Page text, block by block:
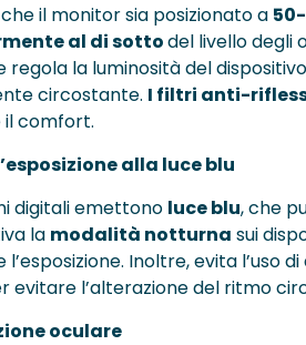
il monitor sia posizionato a
al di sottodel livello degli
regola la luminosità del
circostante. I filtri anti-
il comfort.
alla luce blu
digitali emettono luce blu, che
la modalità notturna sui
l’esposizione. Inoltre, evita l’uso
evitare l’alterazione del ritmo
oculare